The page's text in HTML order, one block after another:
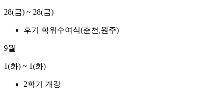
28(금) ~ 28(금)
후기 학위수여식(춘천,원주)
9월
1(화) ~ 1(화)
2학기 개강